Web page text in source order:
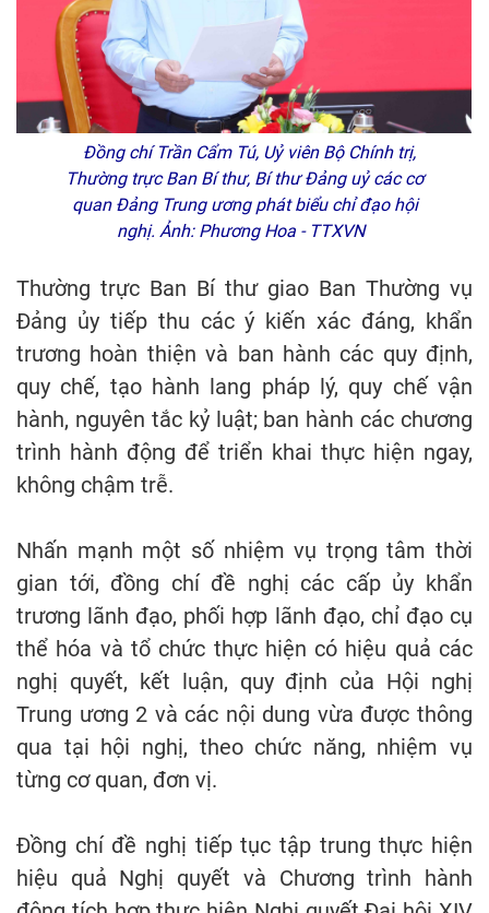
Đồng chí Trần Cẩm Tú, Uỷ viên Bộ Chính trị,
Thường trực Ban Bí thư, Bí thư Đảng uỷ các cơ
quan Đảng Trung ương phát biểu chỉ đạo hội
nghị. Ảnh: Phương Hoa - TTXVN
Thường trực Ban Bí thư giao Ban Thường vụ
Đảng ủy tiếp thu các ý kiến xác đáng, khẩn
trương hoàn thiện và ban hành các quy định,
quy chế, tạo hành lang pháp lý, quy chế vận
hành, nguyên tắc kỷ luật; ban hành các chương
trình hành động để triển khai thực hiện ngay,
không chậm trễ.
Nhấn mạnh một số nhiệm vụ trọng tâm thời
gian tới, đồng chí đề nghị các cấp ủy khẩn
trương lãnh đạo, phối hợp lãnh đạo, chỉ đạo cụ
thể hóa và tổ chức thực hiện có hiệu quả các
nghị quyết, kết luận, quy định của Hội nghị
Trung ương 2 và các nội dung vừa được thông
qua tại hội nghị, theo chức năng, nhiệm vụ
từng cơ quan, đơn vị.
Đồng chí đề nghị tiếp tục tập trung thực hiện
hiệu quả Nghị quyết và Chương trình hành